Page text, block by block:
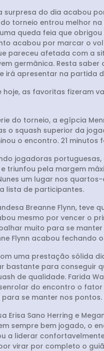
surpresa do dia acabou
torneio entrou melhor
queda feia que
acabou por marcar o
pareceu afetada com a
germânica. Resta
irá apresentar na partida
hoje, as favoritas fizeram
do torneio, a egípcia
o squash superior da
o encontro. 21
jogadoras
triunfou pela margem
um lugar nos
lista de participantes.
Breanne Flynn, teve
mesmo por vencer o
muito para se manter
Flynn acabou fechando o
uma prestação sólida
bastante para conseguir
de qualidade. Farida
do encontro o
se manter nos pontos.
Erisa Sano Herring e
sempre bem jogado, o
a liderar
virar por completo o